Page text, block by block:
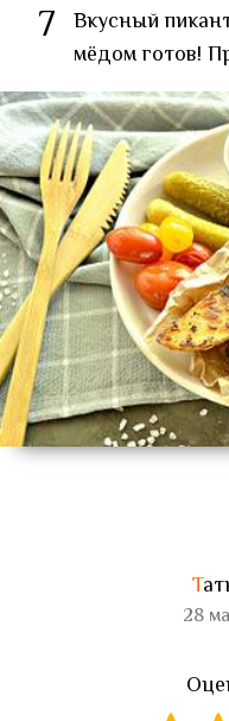
7 Вкусный
мёдом готов!
Т
28